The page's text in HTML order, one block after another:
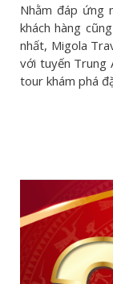
Nhằm đáp ứng
khách hàng
nhất, Migola
với tuyến Trung
tour khám phá